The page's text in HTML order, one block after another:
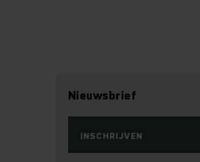
Nieuwsbrief
INSCHRIJVEN